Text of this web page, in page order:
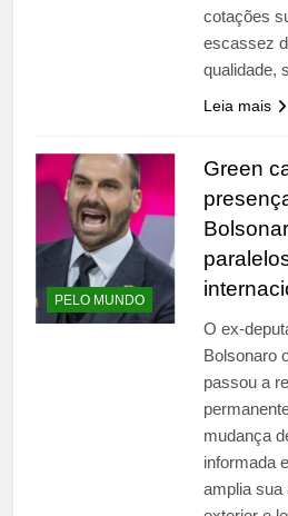
cotações
escassez
qualidade,
Leia mais
PELO MUNDO
Green
O ex-
Bolsonaro
passou a
mudança
informada
amplia sua